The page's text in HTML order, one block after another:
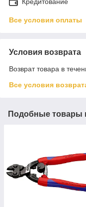
Все условия оплаты
Условия возврата
Возврат товара в
Все условия
Подобные товары